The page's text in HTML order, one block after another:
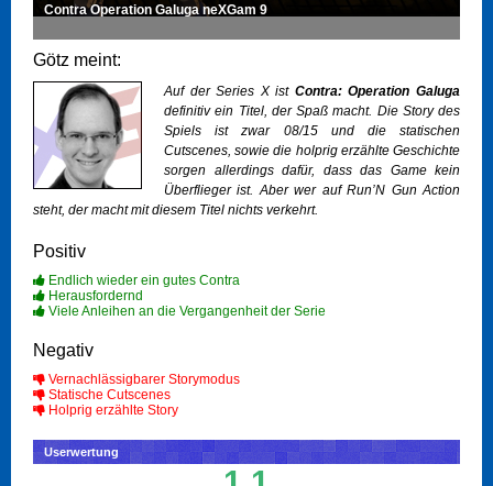
Contra Operation Galuga neXGam 9
Götz meint:
Auf der Series X ist Contra: Operation Galuga
definitiv ein Titel, der Spaß macht. Die Story des
Spiels ist zwar 08/15 und die statischen
Cutscenes, sowie die holprig erzählte Geschichte
sorgen allerdings dafür, dass das Game kein
Überflieger ist. Aber wer auf Run’N Gun Action
steht, der macht mit diesem Titel nichts verkehrt.
Positiv
Endlich wieder ein gutes Contra
Herausfordernd
Viele Anleihen an die Vergangenheit der Serie
Negativ
Vernachlässigbarer Storymodus
Statische Cutscenes
Holprig erzählte Story
Userwertung